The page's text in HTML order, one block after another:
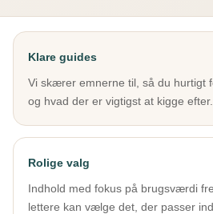
Klare guides
Vi skærer emnerne til, så du hurtigt
og hvad der er vigtigst at kigge efter.
Rolige valg
Indhold med fokus på brugsværdi
lettere kan vælge det, der passer